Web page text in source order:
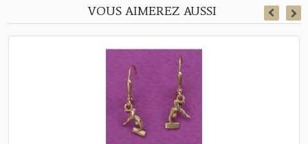
VOUS AIMEREZ AUSSI